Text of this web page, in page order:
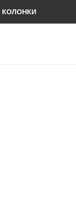
КОЛОНКИ